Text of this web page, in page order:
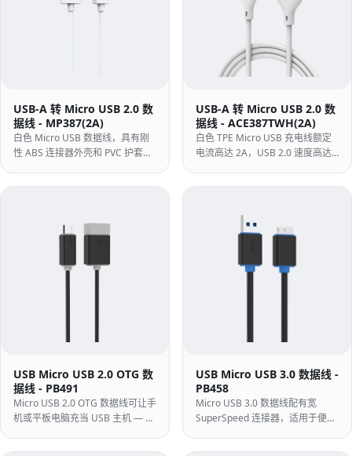
USB-A 转 Micro USB 2.0 数
据线 - MP387(2A)
白色 Micro USB 数据线，具有刚
性 ABS 连接器外壳和 PVC 护套，
合盒内捆绑和批量计划的低成本构
USB-A 转 Micro USB 2.0 数
据线 - ACE387TWH(2A)
白色 TPE Micro USB 充电线额定
电流高达 2A，USB 2.0 速度高达
灵活的结构，适合每天盘绕的数据
USB Micro USB 2.0 OTG 数
据线 - PB491
Micro USB 2.0 OTG 数据线可让手
机或平板电脑充当 USB 主机 — 将
MIDI 设备直接插入 Micro USB 设
USB Micro USB 3.0 数据线 -
PB458
Micro USB 3.0 数据线配有宽
SuperSpeed 连接器，适用于便携
结构，适用于 Micro USB 2.0 数据